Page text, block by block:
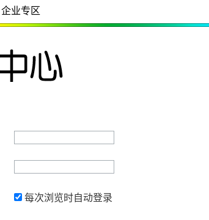
企业专区
每次浏览时自动登录